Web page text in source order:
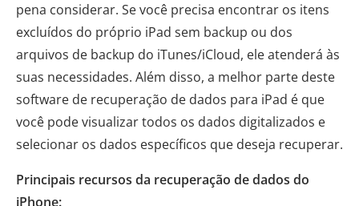
pena considerar. Se você precisa encontrar os itens
excluídos do próprio iPad sem backup ou dos
arquivos de backup do iTunes/iCloud, ele atenderá às
suas necessidades. Além disso, a melhor parte deste
software de recuperação de dados para iPad é que
você pode visualizar todos os dados digitalizados e
selecionar os dados específicos que deseja recuperar.
Principais recursos da recuperação de dados do
iPhone: